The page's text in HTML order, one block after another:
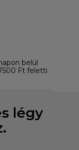
belül
Ft feletti
légy